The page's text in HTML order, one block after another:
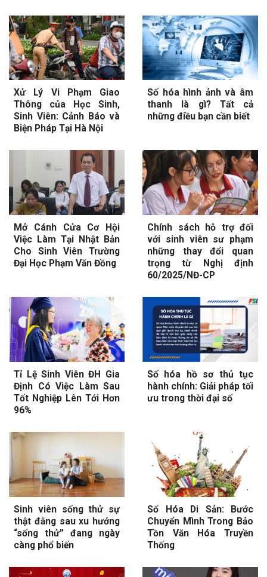
Xử Lý Vi Phạm Giao
Thông của Học Sinh,
Sinh Viên: Cảnh Báo và
Biện Pháp Tại Hà Nội
Số hóa hình ảnh và âm
thanh là gì? Tất cả
những điều bạn cần biết
Mở Cánh Cửa Cơ Hội
Việc Làm Tại Nhật Bản
Cho Sinh Viên Trường
Đại Học Phạm Văn Đồng
Chính sách hỗ trợ đối
với sinh viên sư phạm
những thay đổi quan
trọng từ Nghị định
60/2025/NĐ-CP
Tỉ Lệ Sinh Viên ĐH Gia
Định Có Việc Làm Sau
Tốt Nghiệp Lên Tới Hơn
96%
Số hóa hồ sơ thủ tục
hành chính: Giải pháp tối
ưu trong thời đại số
Sinh viên sống thử sự
thật đằng sau xu hướng
“sống thử” đang ngày
càng phổ biến
Số Hóa Di Sản: Bước
Chuyển Mình Trong Bảo
Tồn Văn Hóa Truyền
Thống